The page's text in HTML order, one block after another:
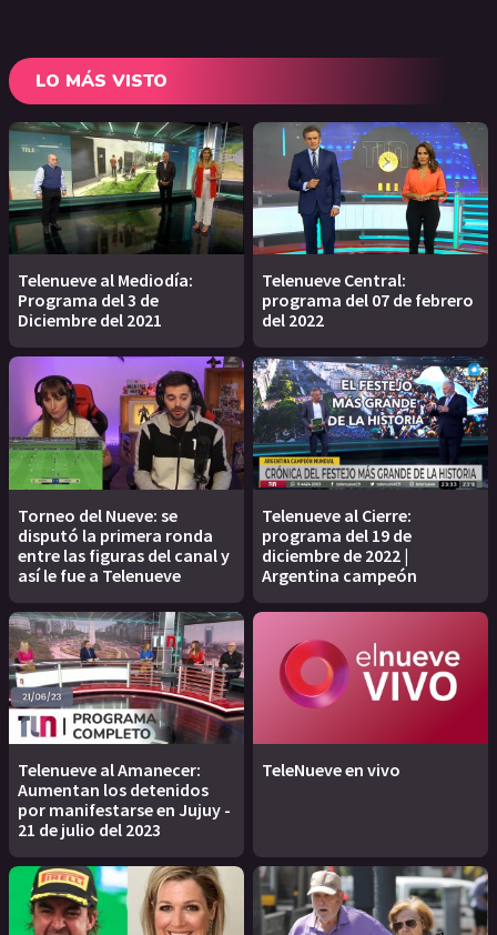
LO MÁS VISTO
Telenueve al Mediodía:
Programa del 3 de
Diciembre del 2021
Telenueve Central:
programa del 07 de febrero
del 2022
Torneo del Nueve: se
disputó la primera ronda
entre las figuras del canal y
así le fue a Telenueve
Telenueve al Cierre:
programa del 19 de
diciembre de 2022 |
Argentina campeón
Telenueve al Amanecer:
Aumentan los detenidos
por manifestarse en Jujuy -
21 de julio del 2023
TeleNueve en vivo